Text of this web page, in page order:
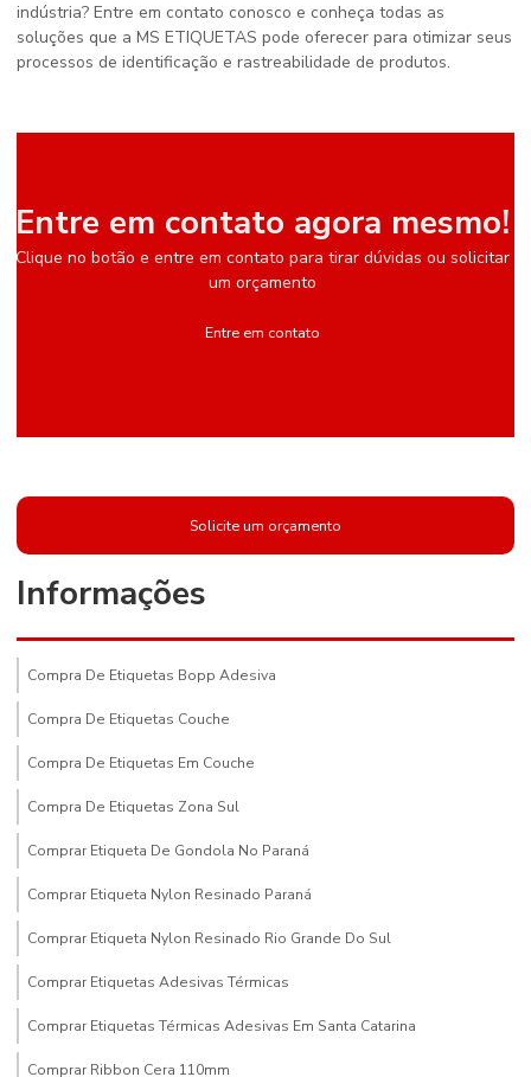
indústria? Entre em contato conosco e conheça todas as
soluções que a MS ETIQUETAS pode oferecer para otimizar seus
processos de identificação e rastreabilidade de produtos.
Entre em contato agora mesmo!
Clique no botão e entre em contato para tirar dúvidas ou solicitar
um orçamento
Entre em contato
Solicite um orçamento
Informações
Compra De Etiquetas Bopp Adesiva
Compra De Etiquetas Couche
Compra De Etiquetas Em Couche
Compra De Etiquetas Zona Sul
Comprar Etiqueta De Gondola No Paraná
Comprar Etiqueta Nylon Resinado Paraná
Comprar Etiqueta Nylon Resinado Rio Grande Do Sul
Comprar Etiquetas Adesivas Térmicas
Comprar Etiquetas Térmicas Adesivas Em Santa Catarina
Comprar Ribbon Cera 110mm